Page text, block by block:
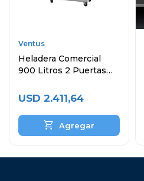
Ventus
Heladera Comercial
900 Litros 2 Puertas
USD 2.411,64